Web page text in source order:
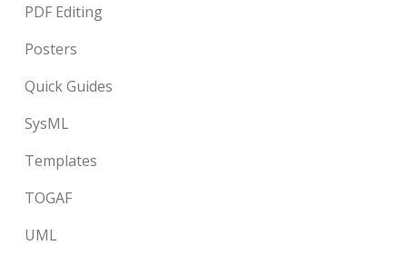
PDF Editing
Posters
Quick Guides
SysML
Templates
TOGAF
UML